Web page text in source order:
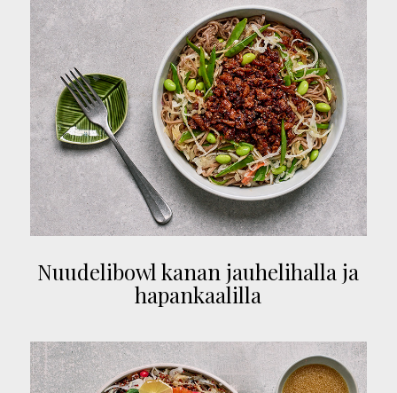
Nuudelibowl kanan jauhelihalla ja
hapankaalilla